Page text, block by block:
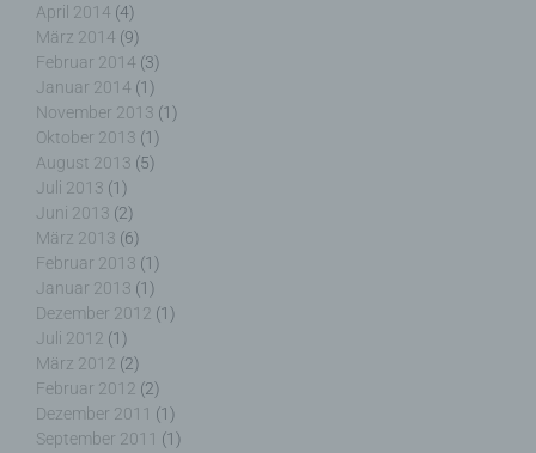
April 2014 (4)
März 2014 (9)
Februar 2014 (3)
Januar 2014 (1)
November 2013 (1)
Oktober 2013 (1)
August 2013 (5)
Juli 2013 (1)
Juni 2013 (2)
März 2013 (6)
Februar 2013 (1)
Januar 2013 (1)
Dezember 2012 (1)
Juli 2012 (1)
März 2012 (2)
Februar 2012 (2)
Dezember 2011 (1)
September 2011 (1)
82499 Wallgau
Deutschland
E-Mail: wolfgang.behling@t-online.de
Cookies / SessionStorage / LocalStorage
Die Internetseiten verwenden teilweise so
genannte Cookies, LocalStorage und
SessionStorage. Dies dient dazu, unser Angebot
nutzerfreundlicher, effektiver und sicherer zu
machen. Local Storage und SessionStorage ist
eine Technologie, mit welcher ihr Browser Daten
auf Ihrem Computer oder mobilen Gerät
abspeichert. Cookies sind Textdateien, welche
über einen Internetbrowser auf einem
Computersystem abgelegt und gespeichert